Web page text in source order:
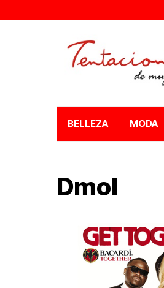
BELLEZA MODA
Dmol